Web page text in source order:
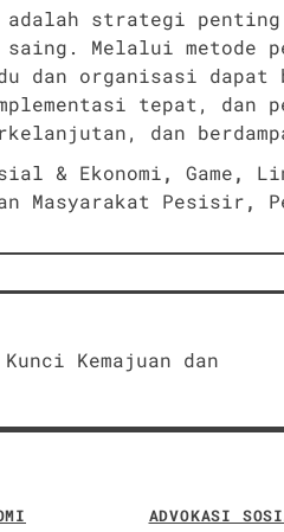
adalah strategi
Melalui metode
dan organisasi dapat
tepat, dan
dan
& Ekonomi, Game,
Masyarakat Pesisir,
Kemajuan dan
ADVOKASI